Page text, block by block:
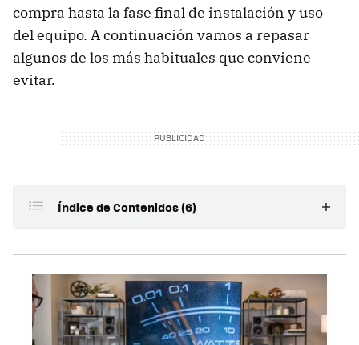
compra hasta la fase final de instalación y uso
del equipo. A continuación vamos a repasar
algunos de los más habituales que conviene
evitar.
Índice de Contenidos (6)
Colocar el subwoofer muy separado de los altavoces
frontales
Comprar altavoces demasiado pequeños porque "se